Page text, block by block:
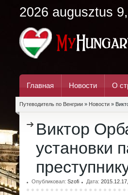
2026 augusztus
Главная Новости О
Путеводитель по Венгрии » Новости »
Виктор
установки
Опубликовал: Szofi Дата: